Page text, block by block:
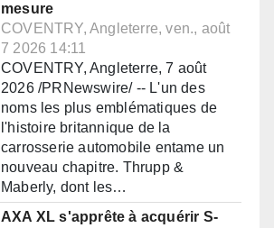
mesure
COVENTRY, Angleterre, ven., août
7 2026 14:11
COVENTRY, Angleterre, 7 août
2026 /PRNewswire/ -- L'un des
noms les plus emblématiques de
l'histoire britannique de la
carrosserie automobile entame un
nouveau chapitre. Thrupp &
Maberly, dont les…
AXA XL s'apprête à acquérir S-